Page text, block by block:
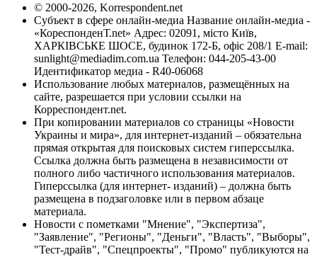
© 2000-2026, Korrespondent.net
Субъект в сфере онлайн-медиа Название онлайн-медиа -
«КореспонденТ.net» Адрес: 02091, місто Київ,
ХАРКІВСЬКЕ ШОСЕ, будинок 172-Б, офіс 208/1 E-mail:
sunlight@mediadim.com.ua Телефон: 044-205-43-00
Идентификатор медиа - R40-06068
Использование любых материалов, размещённых на
сайте, разрешается при условии ссылки на
Корреспондент.net.
При копировании материалов со страницы «Новости
Украины и мира», для интернет-изданий – обязательна
прямая открытая для поисковых систем гиперссылка.
Ссылка должна быть размещена в независимости от
полного либо частичного использования материалов.
Гиперссылка (для интернет- изданий) – должна быть
размещена в подзаголовке или в первом абзаце
материала.
Новости с пометками "Мнение", "Экспертиза",
"Заявление", "Регионы", "Деньги", "Власть", "Выборы",
"Тест-драйв", "Спецпроекты", "Промо" публикуются на